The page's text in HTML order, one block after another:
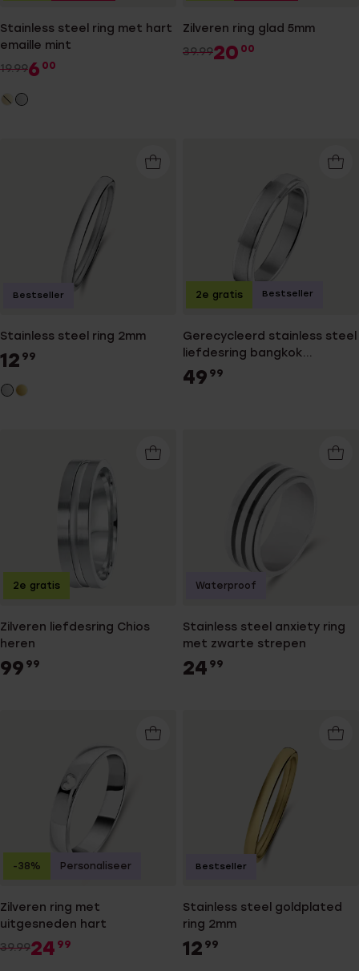
Stainless steel ring met hart
emaille mint
19.996 00
Zilveren ring glad 5mm
39.9920 00
Stainless steel ring 2mm
12 99
Bestseller
Gerecycleerd stainless steel
liefdesring bangkok
dames&heren
49 99
2e gratis Bestseller
Zilveren liefdesring Chios
heren
99 99
2e gratis
Stainless steel anxiety ring
met zwarte strepen
24 99
Waterproof
Zilveren ring met
uitgesneden hart
39.9924 99
-38% Personaliseer
Stainless steel goldplated
ring 2mm
12 99
Bestseller